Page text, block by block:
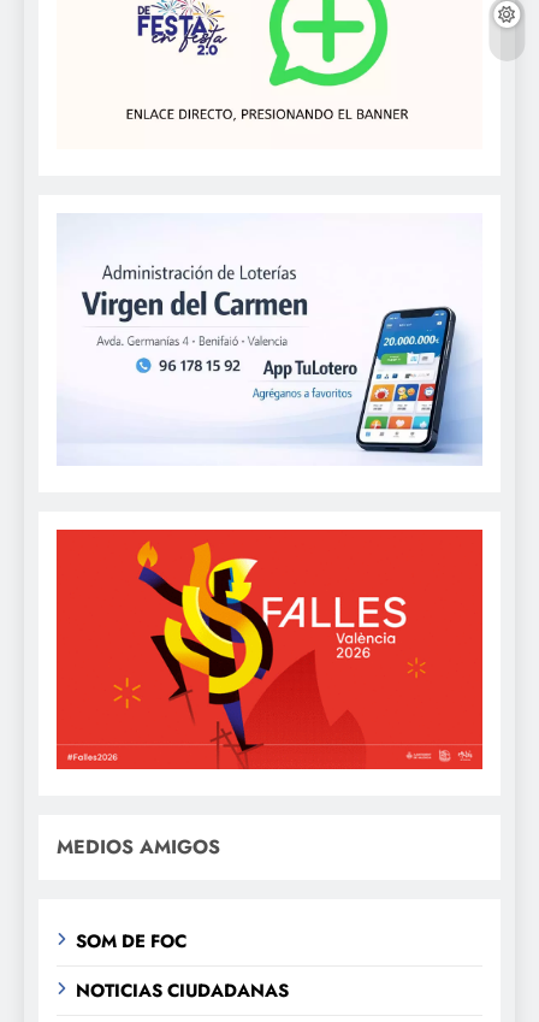
MEDIOS AMIGOS
SOM DE FOC
NOTICIAS CIUDADANAS